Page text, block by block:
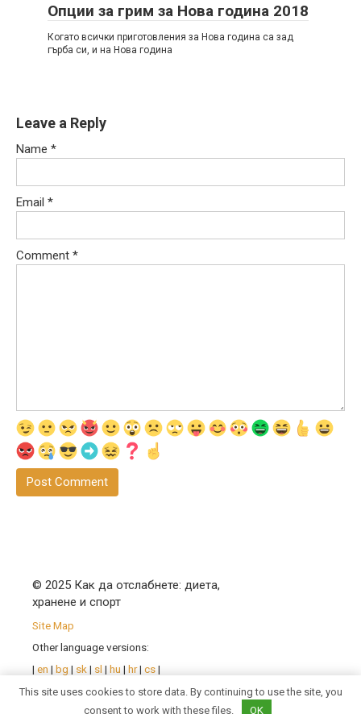
Опции за грим за Нова година 2018
Когато всички приготовления за Нова година са зад
гърба си, и на Нова година
Leave a Reply
Name *
Email *
Comment *
© 2025 Как да отслабнете: диета,
хранене и спорт
Site Map
Other language versions:
| en | bg | sk | sl | hu | hr| cs|
es|it|
This site uses cookies to store data. By continuing to use the site, you
consent to work with these files.
OK